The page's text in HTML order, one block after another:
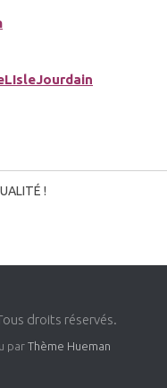
!
droits réservés.
par Thème Hueman